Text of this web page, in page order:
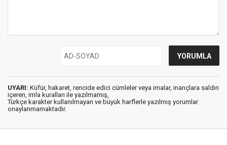
UYARI: Küfür, hakaret, rencide edici cümleler veya imalar, inançlara saldırı
içeren, imla kuralları ile yazılmamış,
Türkçe karakter kullanılmayan ve büyük harflerle yazılmış yorumlar
onaylanmamaktadır.